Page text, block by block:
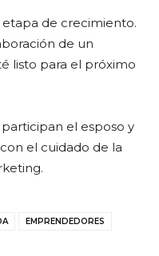
etapa de crecimiento.
de un
listo para el próximo
el esposo y
el cuidado de la
EMPRENDEDORES